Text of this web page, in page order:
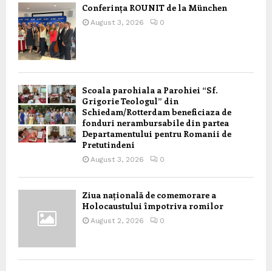
Conferința ROUNIT de la München
August 3, 2026 0
Scoala parohiala a Parohiei “Sf.
Grigorie Teologul” din
Schiedam/Rotterdam beneficiaza de
fonduri nerambursabile din partea
Departamentului pentru Romanii de
Pretutindeni
August 3, 2026 0
Ziua națională de comemorare a
Holocaustului împotriva romilor
August 2, 2026 0